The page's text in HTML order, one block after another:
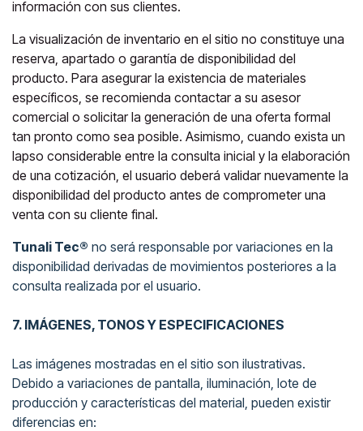
información con sus clientes.
La visualización de inventario en el sitio no constituye una
reserva, apartado o garantía de disponibilidad del
producto. Para asegurar la existencia de materiales
específicos, se recomienda contactar a su asesor
comercial o solicitar la generación de una oferta formal
tan pronto como sea posible. Asimismo, cuando exista un
lapso considerable entre la consulta inicial y la elaboración
de una cotización, el usuario deberá validar nuevamente la
disponibilidad del producto antes de comprometer una
venta con su cliente final.
Tunali Tec® no será responsable por variaciones en la
disponibilidad derivadas de movimientos posteriores a la
consulta realizada por el usuario.
7. IMÁGENES, TONOS Y ESPECIFICACIONES
Las imágenes mostradas en el sitio son ilustrativas.
Debido a variaciones de pantalla, iluminación, lote de
producción y características del material, pueden existir
diferencias en: